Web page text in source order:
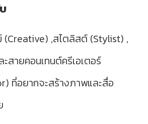
(Creative) ,สไตลิสต์ (Stylist) ,
สายคอนเทนต์ครีเอเตอร์
ที่อยากจะสร้างภาพและสื่อ